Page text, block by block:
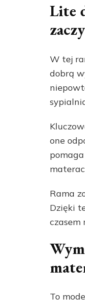
Lite
W tej
dobrą
one
Rama
Dzięki
czasem
To